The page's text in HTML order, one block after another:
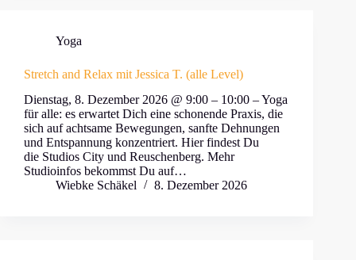
Yoga
Stretch and Relax mit Jessica T. (alle Level)
Dienstag, 8. Dezember 2026 @ 9:00 – 10:00 – Yoga
für alle: es erwartet Dich eine schonende Praxis, die
sich auf achtsame Bewegungen, sanfte Dehnungen
und Entspannung konzentriert. Hier findest Du
die Studios City und Reuschenberg. Mehr
Studioinfos bekommst Du auf…
Wiebke Schäkel
8. Dezember 2026